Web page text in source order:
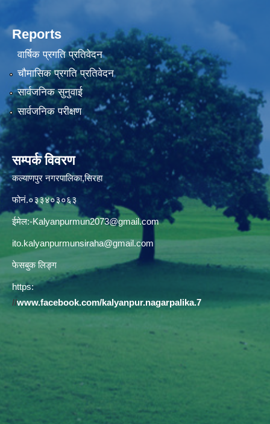
Reports
वार्षिक प्रगति प्रतिवेदन
चौमासिक प्रगति प्रतिवेदन
सार्वजनिक सुनुवाई
सार्वजनिक परीक्षण
सम्पर्क विवरण
कल्याणपुर नगरपालिका,सिरहा
फोनं.०३३४०३०६३
ईमेल:-Kalyanpurmun2073@gmail.com
ito.kalyanpurmunsiraha@gmail.com
फेसबुक लिङ्ग
https:
//www.facebook.com/kalyanpur.nagarpalika.7